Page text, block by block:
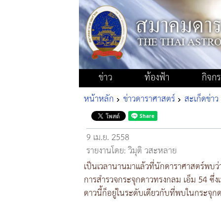
ข่าว ท้องฟ้า กิจก
หน้าหลัก ข่าวดาราศาสตร์ สะเก็ดข่าว
9 เม.ย. 2558
รายงานโดย: วิมุติ วสะหลาย
เป็นเวลานานมาแล้วที่นักดาราศาสตร์พบ
การสำรวจกระจุกดาวทรงกลม เอ็ม 54
ดาวนี้ก็อยู่ในระดับเดียวกับที่พบในกระจุก